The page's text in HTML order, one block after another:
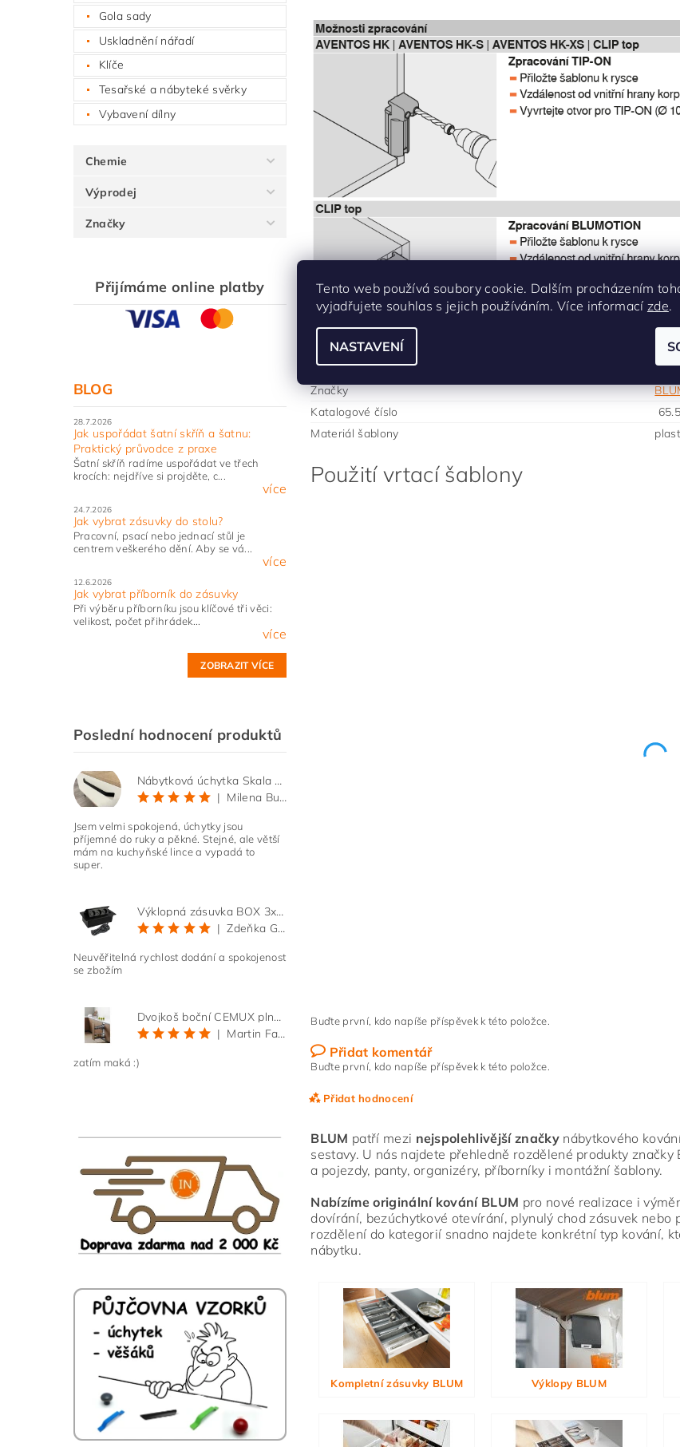
Gola sady
Uskladnění nářadí
Klíče
Tesařské a nábyteké svěrky
Vybavení dílny
Chemie
Výprodej
Značky
Přijímáme online platby
BLOG
28.7.2026
Jak uspořádat šatní skříň a šatnu:
Praktický průvodce z praxe
Šatní skříň radíme uspořádat ve třech
krocích: nejdříve si projděte, c...
více
24.7.2026
Jak vybrat zásuvky do stolu?
Pracovní, psací nebo jednací stůl je
centrem veškerého dění. Aby se vá...
více
12.6.2026
Jak vybrat příborník do zásuvky
Při výběru příborníku jsou klíčové tři věci:
velikost, počet přihrádek...
více
ZOBRAZIT VÍCE
Poslední hodnocení produktů
Nábytková úchytka Skala černá matná
|
Milena Bučková
Jsem velmi spokojená, úchytky jsou
příjemné do ruky a pěkné. Stejné, ale větší
mám na kuchyňské lince a vypadá to
super.
Výklopná zásuvka BOX 3x 230V s 3m kabelem - černá
|
Zdeňka Gold
Neuvěřitelná rychlost dodání a spokojenost
se zbožím
Dvojkoš boční CEMUX plné dno 3D, s tlumením antracit 200 mm
|
Martin Faltus
zatím maká :)
Značky
Katalogové číslo
Materiál šablony
Použití vrtací šablony
Buďte první, kdo napíše příspěvek k této položce.
Přidat komentář
Buďte první, kdo napíše příspěvek k této položce.
Přidat hodnocení
Vložením hodnocení souhlasíte s podmínkami ochrany osobních údajů
BLUM patří mezi nejspolehlivější značkynábytkového
sestavy. U nás najdete přehledně rozdělené produkty
a pojezdy, panty, organizéry, příborníky i montážní šablony.
Nabízíme originální kování BLUM pro nové realizace i
dovírání, bezúchytkové otevírání, plynulý chod zásuvek
rozdělení do kategorií snadno najdete konkrétní typ kování,
nábytku.
Kompletní zásuvky BLUM Výklopy BLUM
Tento web používá soubory cookie. Dalším procházením
vyjadřujete souhlas s jejich používáním. Více informací zde.
NASTAVENÍ